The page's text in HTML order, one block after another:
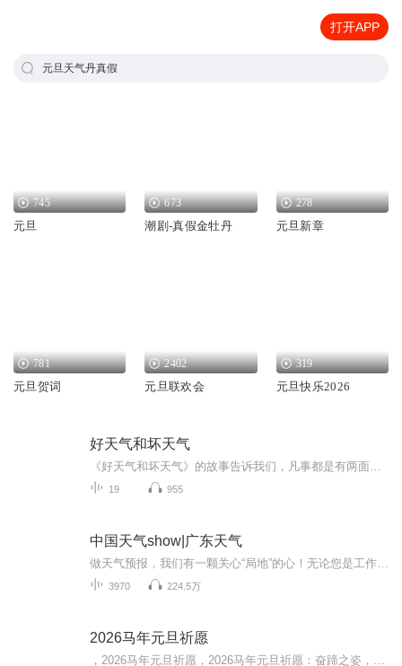
打开APP
元旦天气丹真假
745
元旦
673
潮剧-真假金牡丹
278
元旦新章
781
元旦贺词
2402
元旦联欢会
319
元旦快乐2026
好天气和坏天气
19 955
中国天气show|广东天气
3970 224.5万
2026马年元旦祈愿